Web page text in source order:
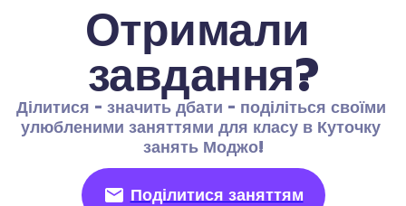
Отримали
завдання?
Ділитися - значить дбати - поділіться своїми
улюбленими заняттями для класу в Куточку
занять Моджо!
Поділитися заняттям